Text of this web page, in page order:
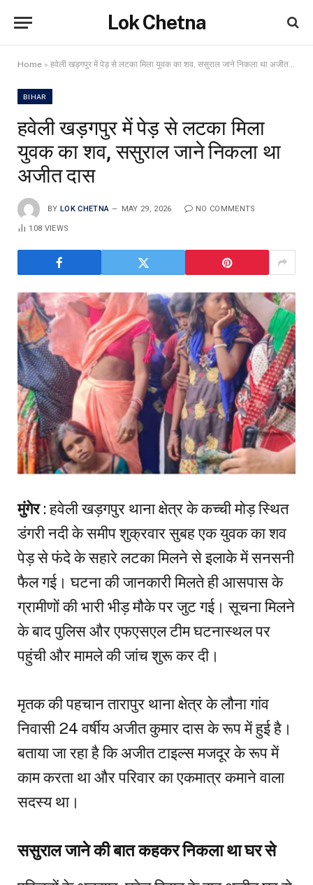
Lok Chetna
Home » हवेली खड़गपुर में पेड़ से लटका मिला युवक का शव, ससुराल जाने निकला था अजीत दास
BIHAR
हवेली खड़गपुर में पेड़ से लटका मिला
युवक का शव, ससुराल जाने निकला था
अजीत दास
BY LOK CHETNA MAY 29, 2026 NO COMMENTS
108 VIEWS
मुंगेर: हवेली खड़गपुर थाना क्षेत्र के कच्ची मोड़ स्थित
डंगरी नदी के समीप शुक्रवार सुबह एक युवक का शव
पेड़ से फंदे के सहारे लटका मिलने से इलाके में सनसनी
फैल गई। घटना की जानकारी मिलते ही आसपास के
ग्रामीणों की भारी भीड़ मौके पर जुट गई। सूचना मिलने
के बाद पुलिस और एफएसएल टीम घटनास्थल पर
पहुंची और मामले की जांच शुरू कर दी।
मृतक की पहचान तारापुर थाना क्षेत्र के लौना गांव
निवासी 24 वर्षीय अजीत कुमार दास के रूप में हुई है।
बताया जा रहा है कि अजीत टाइल्स मजदूर के रूप में
काम करता था और परिवार का एकमात्र कमाने वाला
सदस्य था।
ससुराल जाने की बात कहकर निकला था घर से